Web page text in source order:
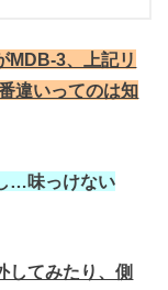
MDB-3、上記リ
違いってのは知
…味っけない
してみたり、側